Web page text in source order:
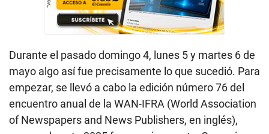
Durante el pasado domingo 4, lunes 5 y martes 6 de
mayo algo así fue precisamente lo que sucedió. Para
empezar, se llevó a cabo la edición número 76 del
encuentro anual de la WAN-IFRA (World Association
of Newspapers and News Publishers, en inglés),